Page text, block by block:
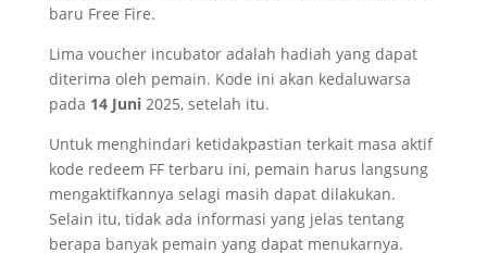
baru Free Fire.
Lima voucher incubator adalah hadiah yang dapat
diterima oleh pemain. Kode ini akan kedaluwarsa
pada 14 Juni2025, setelah itu.
Untuk menghindari ketidakpastian terkait masa aktif
kode redeem FF terbaru ini, pemain harus langsung
mengaktifkannya selagi masih dapat dilakukan.
Selain itu, tidak ada informasi yang jelas tentang
berapa banyak pemain yang dapat menukarnya.